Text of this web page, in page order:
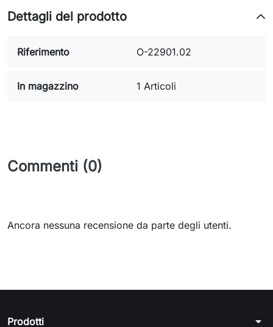
Dettagli del prodotto
Riferimento O-22901.02
In magazzino 1 Articoli
Commenti (0)
Ancora nessuna recensione da parte degli utenti.
Prodotti arrow_drop_down